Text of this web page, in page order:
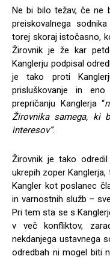
Ne bi bilo težav, če ne
preiskovalnega
torej skoraj istočasno,
Žirovnik je že kar
Kanglerju podpisal
je tako proti
prisluškovanje in
prepričanju Kanglerja “
Žirovnika samega, ki
interesov”.
Žirovnik je tako
ukrepih zoper
Kangler kot poslanec
in varnostnih služb –
Pri tem sta se s
v več konfliktov,
nekdanjega ustavnega
odredbah ni mogel biti